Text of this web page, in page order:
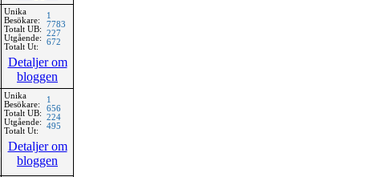
Unika
Besökare:
Totalt UB:
Utgående:
Totalt Ut:
1
7783
227
672
Detaljer om
bloggen
Unika
Besökare:
Totalt UB:
Utgående:
Totalt Ut:
1
656
224
495
Detaljer om
bloggen